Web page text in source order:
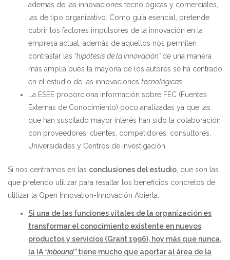
además de las innovaciones tecnológicas y comerciales,
las de tipo organizativo. Como guía esencial, pretende
cubrir los factores impulsores de la innovación en la
empresa actual, además de aquellos nos permiten
contrastar las “hipótesis de la innovación”de una manera
más amplia pues la mayoría de los autores se ha centrado
en el estudio de las innovaciones tecnológicas.
La ESEE proporciona información sobre FEC (Fuentes
Externas de Conocimiento) poco analizadas ya que las
que han suscitado mayor interés han sido la colaboración
con proveedores, clientes, competidores, consultores,
Universidades y Centros de Investigación
Si nos centramos en las conclusiones del estudio , que son las
que pretendo utilizar para resaltar los beneficios concretos de
utilizar la Open Innovation-Innovación Abierta:
Si una de las funciones vitales de la organización es
transformar el conocimiento existente en nuevos
productos y servicios (Grant 1996), hoy más que nunca,
la IA “inbound”tiene mucho que aportar al área de la